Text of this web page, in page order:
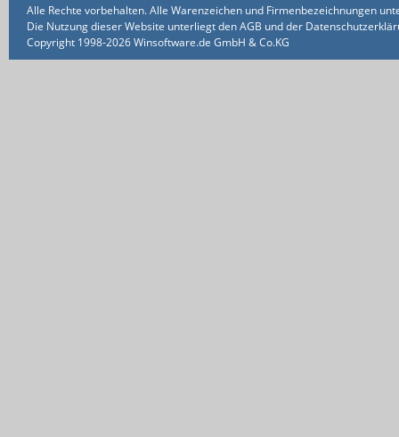
Alle Rechte vorbehalten. Alle Warenzeichen und Firmenbezeichnungen
Die Nutzung dieser Website unterliegt den AGB und der
Copyright 1998-2026 Winsoftware.de GmbH & Co.KG